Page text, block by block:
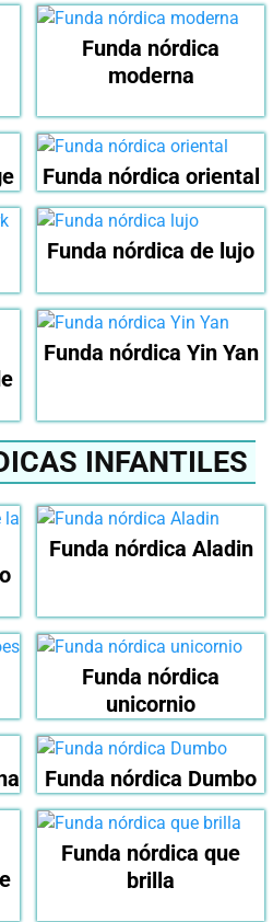
Funda nórdica
moderna
Funda nórdica oriental
Funda nórdica de lujo
Funda nórdica Yin Yan
INFANTILES
Funda nórdica Aladin
Funda nórdica
unicornio
Funda nórdica Dumbo
Funda nórdica que
brilla